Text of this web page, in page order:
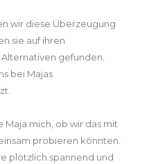
wir diese Überzeugung
sie auf ihren
gefunden.
bei Majas
Maja mich, ob wir das mit
probieren könnten.
plötzlich spannend und